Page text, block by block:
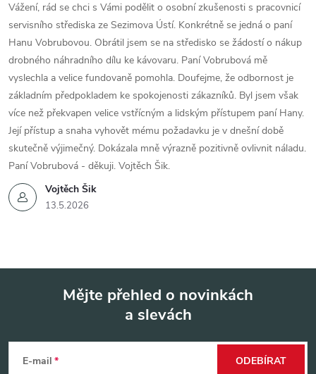
Vojtěch Šik
13.5.2026
Vážení, rád se chci s Vámi podělit o osobní zkušenosti s pracovnicí
servisního střediska ze Sezimova Ústí. Konkrétně se jedná o paní
Hanu Vobrubovou. Obrátil jsem se na středisko se žádostí o nákup
drobného náhradního dílu ke kávovaru. Paní Vobrubová mě
vyslechla a velice fundovaně pomohla. Doufejme, že odbornost je
základním předpokladem ke spokojenosti zákazníků. Byl jsem však
více než překvapen velice vstřícným a lidským přístupem paní Hany.
Její přístup a snaha vyhovět mému požadavku je v dnešní době
skutečně výjimečný. Dokázala mně výrazně pozitivně ovlivnit náladu.
Paní Vobrubová - děkuji. Vojtěch Šik.
Mějte přehled o novinkách
a slevách
E-mail ODEBÍRAT